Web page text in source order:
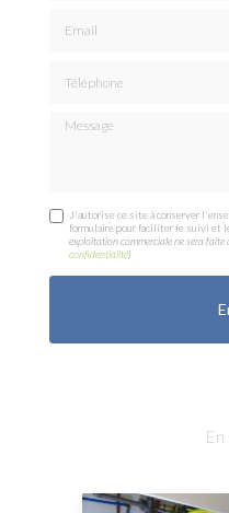
Message
J'autorise ce site à conserver
formulaire pour faciliter le suivi et
exploitation commerciale ne sera
confidentialité)